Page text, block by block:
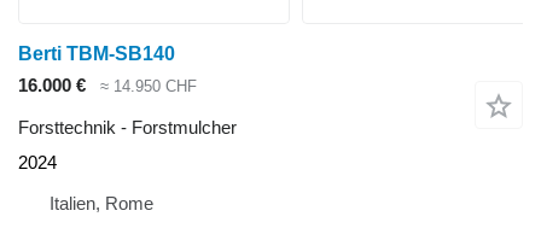
Berti TBM-SB140
16.000 €
≈ 14.950 CHF
Forsttechnik - Forstmulcher
2024
Italien, Rome